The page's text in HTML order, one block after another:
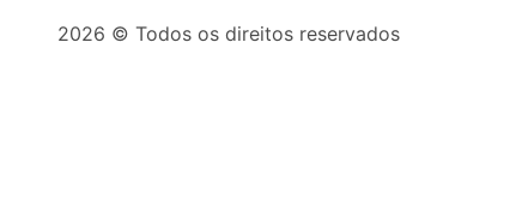
2026 © Todos os direitos reservados